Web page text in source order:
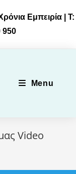
Εμπειρία | Τ:
950
Menu
Video